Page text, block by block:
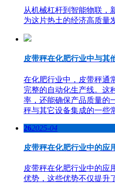
从机械杠杆到智能物联，
为这片热土的经济高质量
皮带秤在化肥行业中与其
在化肥行业中，皮带秤通
完整的自动化生产线。这
率，还能确保产品质量的
秤与其它设备集成的一些
262025-04
皮带秤在化肥行业中的应
皮带秤在化肥行业中的应
优势，这些优势不仅提升